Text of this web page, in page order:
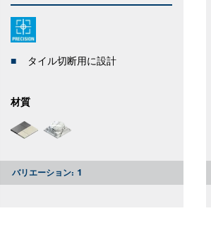
タイル切断用に設計
材質
バリエーション: 1